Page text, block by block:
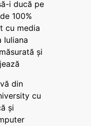
i ducă pe
100%
cu media
Iuliana
și
din
cu
și